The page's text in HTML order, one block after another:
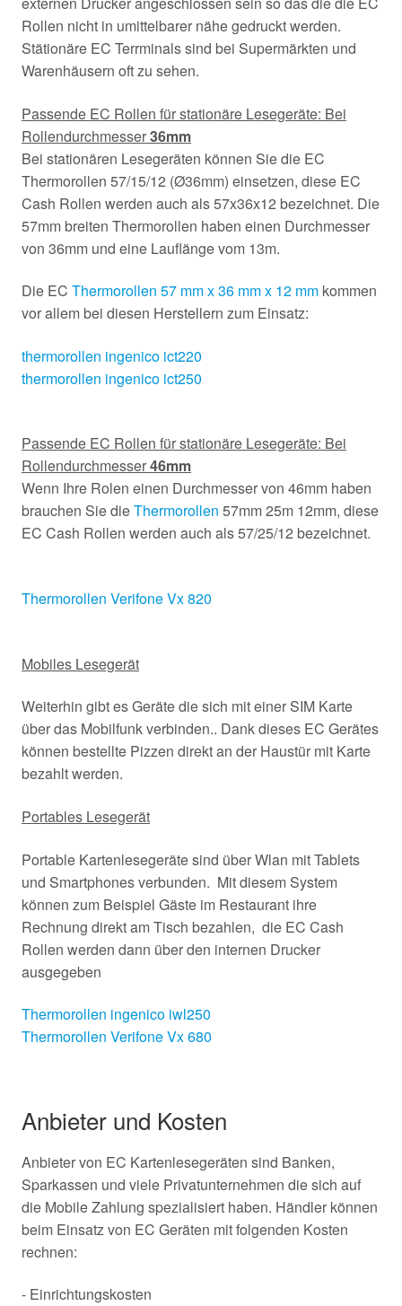
Rollen nicht in umittelbarer nähe gedruckt werden.
Stätionäre EC Terrminals sind bei Supermärkten und
Warenhäusern oft zu sehen.
Passende EC Rollen für stationäre Lesegeräte: Bei
Rollendurchmesser36mm
Bei stationären Lesegeräten können Sie die EC
Thermorollen 57/15/12 (Ø36mm) einsetzen, diese EC
Cash Rollen werden auch als 57x36x12 bezeichnet. Die
57mm breiten Thermorollen haben einen Durchmesser
von 36mm und eine Lauflänge vom 13m.
Die EC Thermorollen 57 mm x 36 mm x 12 mm kommen
vor allem bei diesen Herstellern zum Einsatz:
thermorollen ingenico ict220
thermorollen ingenico ict250
Passende EC Rollen für stationäre Lesegeräte: Bei
Rollendurchmesser46mm
Wenn Ihre Rolen einen Durchmesser von 46mm haben
brauchen Sie dieThermorollen 57mm 25m 12mm, diese
EC Cash Rollen werden auch als 57/25/12 bezeichnet.
Thermorollen Verifone Vx 820
Mobiles Lesegerät
Weiterhin gibt es Geräte die sich mit einer SIM Karte
über das Mobilfunk verbinden.. Dank dieses EC Gerätes
können bestellte Pizzen direkt an der Haustür mit Karte
bezahlt werden.
Portables Lesegerät
Portable Kartenlesegeräte sind über Wlan mit Tablets
und Smartphones verbunden. Mit diesem System
können zum Beispiel Gäste im Restaurant ihre
Rechnung direkt am Tisch bezahlen, die EC Cash
Rollen werden dann über den internen Drucker
ausgegeben
Thermorollen ingenico iwl250
Thermorollen Verifone Vx 680
Anbieter und Kosten
Anbieter von EC Kartenlesegeräten sind Banken,
Sparkassen und viele Privatunternehmen die sich auf
die Mobile Zahlung spezialisiert haben. Händler können
beim Einsatz von EC Geräten mit folgenden Kosten
rechnen:
- Einrichtungskosten